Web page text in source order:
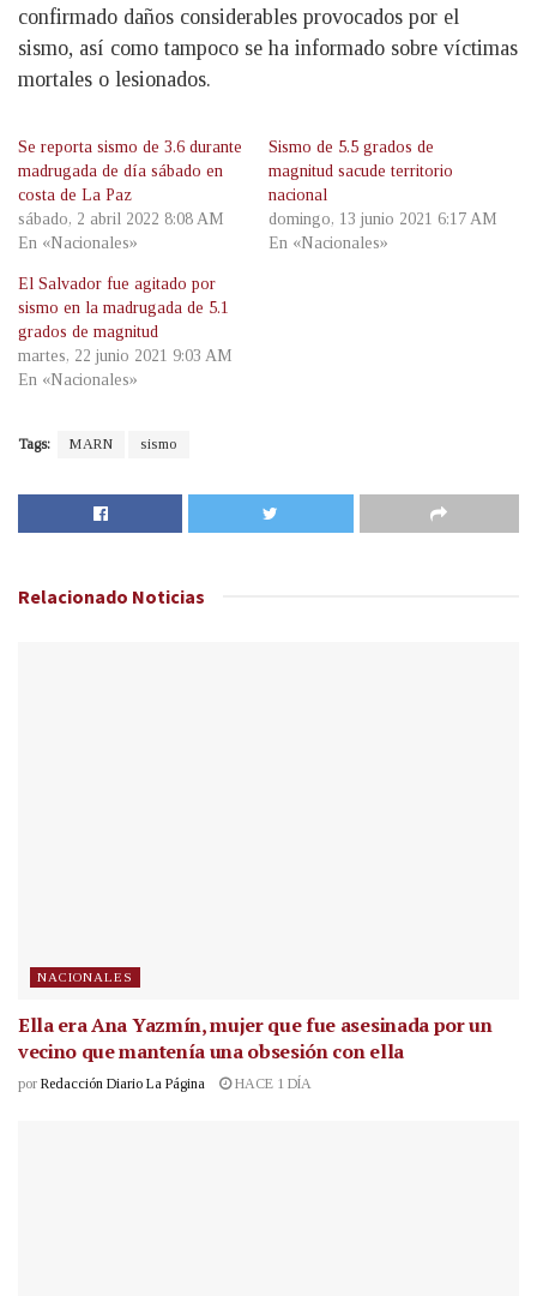
confirmado daños considerables provocados por el
sismo, así como tampoco se ha informado sobre víctimas
mortales o lesionados.
Se reporta sismo de 3.6 durante
madrugada de día sábado en
costa de La Paz
sábado, 2 abril 2022 8:08 AM
En «Nacionales»
Sismo de 5.5 grados de
magnitud sacude territorio
nacional
domingo, 13 junio 2021 6:17 AM
En «Nacionales»
El Salvador fue agitado por
sismo en la madrugada de 5.1
grados de magnitud
martes, 22 junio 2021 9:03 AM
En «Nacionales»
Tags: MARN sismo
Relacionado Noticias
NACIONALES
Ella era Ana Yazmín, mujer que fue asesinada por un
vecino que mantenía una obsesión con ella
por Redacción Diario La Página HACE 1 DÍA